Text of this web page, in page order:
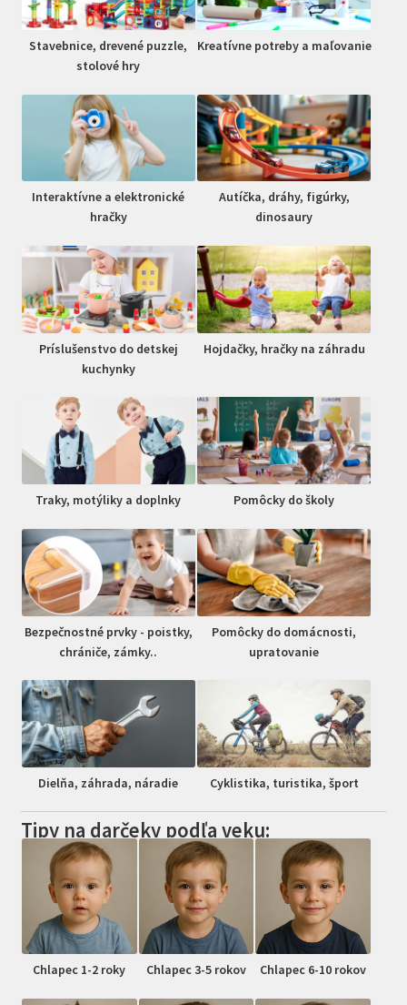
Stavebnice, drevené puzzle,
stolové hry
Kreatívne potreby a maľovanie
Interaktívne a elektronické
hračky
Autíčka, dráhy, figúrky,
dinosaury
Príslušenstvo do detskej
kuchynky
Hojdačky, hračky na záhradu
Traky, motýliky a doplnky Pomôcky do školy
Bezpečnostné prvky - poistky,
chrániče, zámky..
Pomôcky do domácnosti,
upratovanie
Dielňa, záhrada, náradie Cyklistika, turistika, šport
Tipy na darčeky podľa veku:
Chlapec 1-2 roky Chlapec 3-5 rokov Chlapec 6-10 rokov